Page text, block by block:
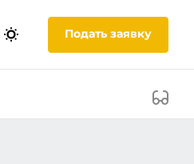
Подать заявку